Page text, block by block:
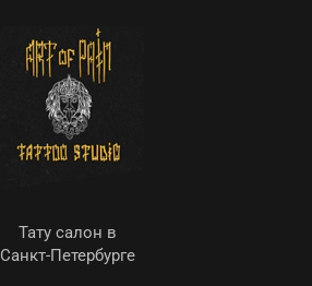
Тату салон в
Санкт-Петербурге